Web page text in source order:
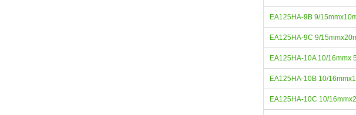
EA125HA-9B 9/
EA125HA-9C 9/
EA125HA-10A 10/16mmx
EA125HA-10B 10/
EA125HA-10C 10/